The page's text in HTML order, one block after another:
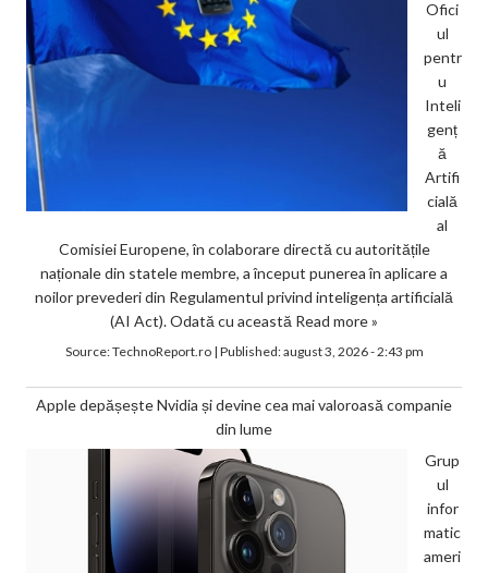
Ofici
ul
pentr
u
Inteli
genț
ă
Artifi
cială
al
Comisiei Europene, în colaborare directă cu autoritățile
naționale din statele membre, a început punerea în aplicare a
noilor prevederi din Regulamentul privind inteligența artificială
(AI Act). Odată cu această Read more »
Source:TechnoReport.ro| Published:august 3, 2026 - 2:43 pm
Apple depășește Nvidia și devine cea mai valoroasă companie
din lume
Grup
ul
infor
matic
ameri